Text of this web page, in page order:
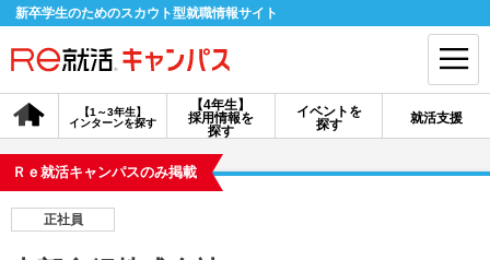
新卒学生のためのスカウト型就職情報サイト
【4年生】
採用情報を
探す
【1～3年生】
インターンを探す
イベントを
探す
就活支援
会員登録 ログイン
探す
Ｒｅ就活キャンパスのみ掲載
正社員